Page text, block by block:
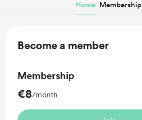
Home Membership
Become a member
Membership
€8/month